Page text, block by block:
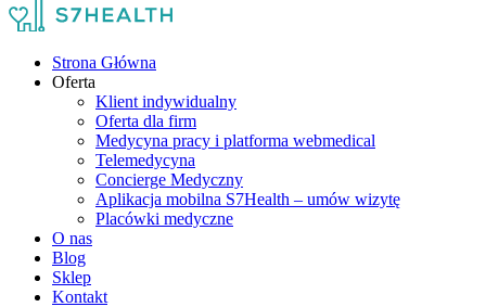
Strona Główna
Oferta
Klient indywidualny
Oferta dla firm
Medycyna pracy i platforma webmedical
Telemedycyna
Concierge Medyczny
Aplikacja mobilna S7Health – umów wizytę
Placówki medyczne
O nas
Blog
Sklep
Kontakt